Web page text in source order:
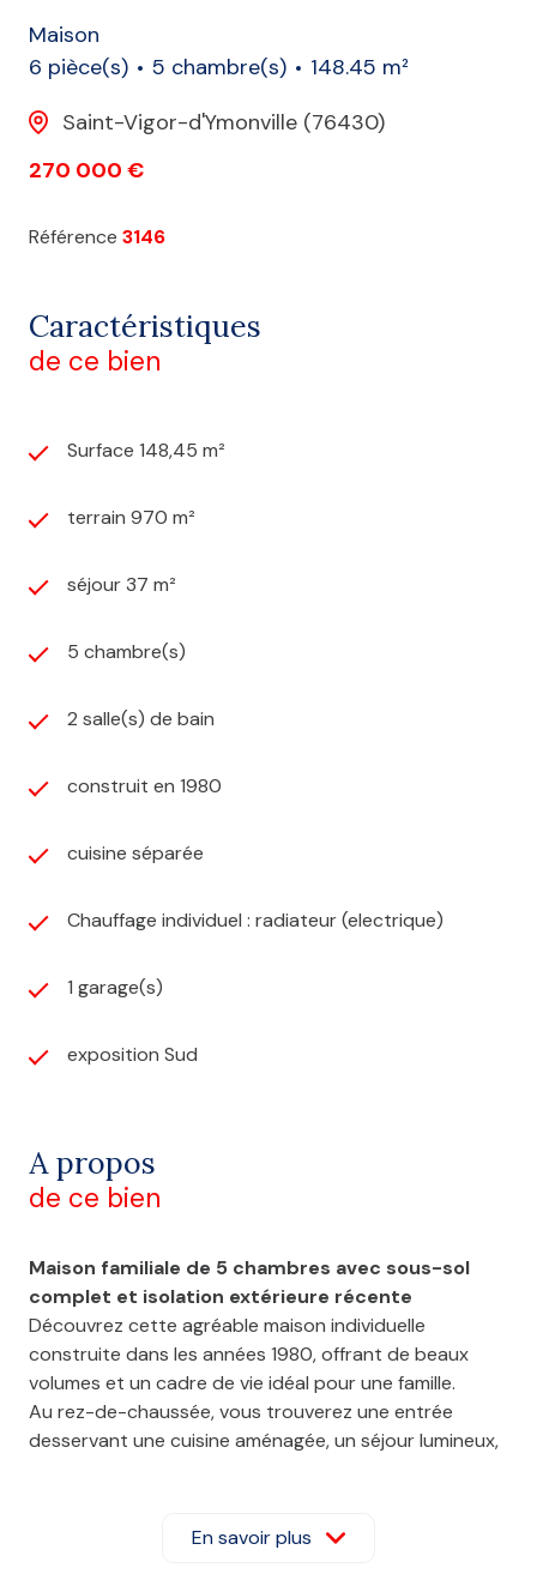
Maison
6 pièce(s)
5 chambre(s)
148.45 m²
Saint-Vigor-d'Ymonville (76430)
270 000 €
Référence 3146
Caractéristiques
de ce bien
Surface 148,45 m²
terrain 970 m²
séjour 37 m²
5 chambre(s)
2 salle(s) de bain
construit en 1980
cuisine séparée
Chauffage individuel : radiateur (electrique)
1 garage(s)
exposition Sud
A propos
de ce bien
Maison familiale de 5 chambres avec sous-sol
complet et isolation extérieure récente
Découvrez cette agréable maison individuelle
construite dans les années 1980, offrant de beaux
volumes et un cadre de vie idéal pour une famille.
Au rez-de-chaussée, vous trouverez une entrée
desservant une cuisine aménagée, un séjour lumineux,
plain-pied particulièrement appréciable.
À l'étage, un palier distribue trois chambres
En savoir plus